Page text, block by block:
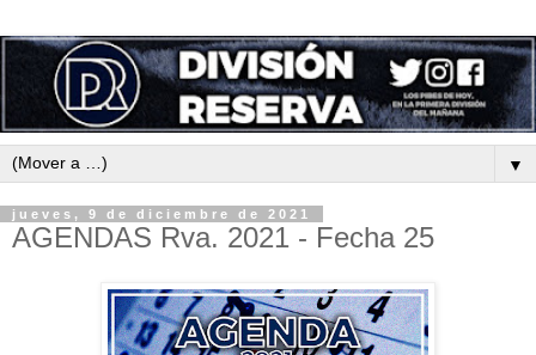
▼
jueves, 9 de diciembre de 2021
AGENDAS Rva. 2021 - Fecha 25